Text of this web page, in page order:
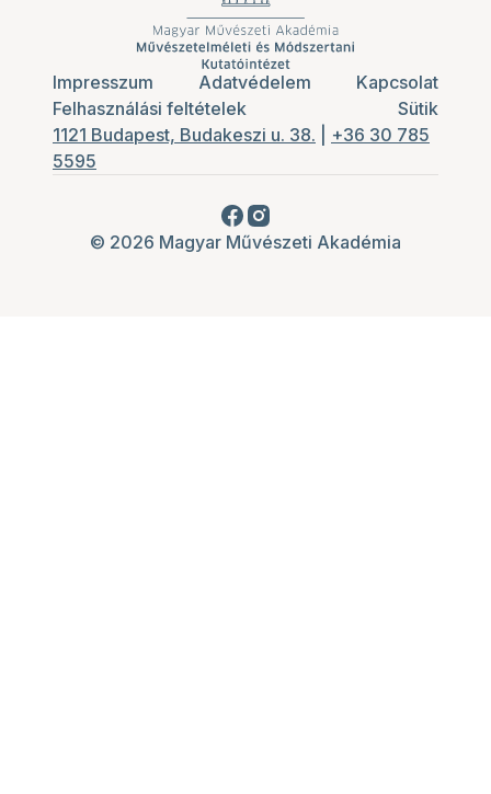
Impresszum Adatvédelem
Kapcsolat
Felhasználási feltételek
Sütik
1121 Budapest, Budakeszi u. 38.
+36 30 785
5595
© 2026 Magyar Művészeti Akadémia